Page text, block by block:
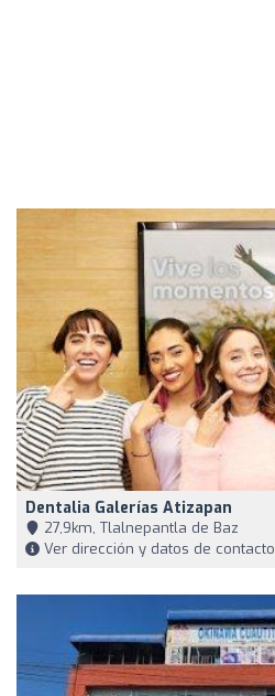
Dentalia Galerías Atizapan
27,9km, Tlalnepantla de Baz
Ver dirección y datos de contacto